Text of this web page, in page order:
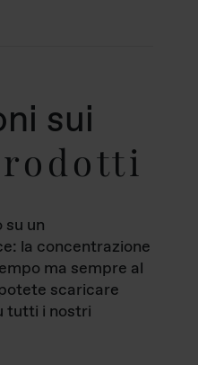
sui
su un
la concentrazione
ma sempre al
scaricare
tutti i nostri